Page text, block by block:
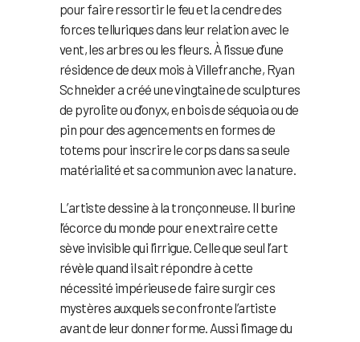
pour faire ressortir le feu et la cendre des
forces telluriques dans leur relation avec le
vent, les arbres ou les fleurs. À l’issue d’une
résidence de deux mois à Villefranche, Ryan
Schneider a créé une vingtaine de sculptures
de pyrolite ou d’onyx, en bois de séquoia ou de
pin pour des agencements en formes de
totems pour inscrire le corps dans sa seule
matérialité et sa communion avec la nature.
L’artiste dessine à la tronçonneuse. Il burine
l’écorce du monde pour en extraire cette
sève invisible qui l’irrigue. Celle que seul l’art
révèle quand il sait répondre à cette
nécessité impérieuse de faire surgir ces
mystères auxquels se confronte l’artiste
avant de leur donner forme. Aussi l’image du